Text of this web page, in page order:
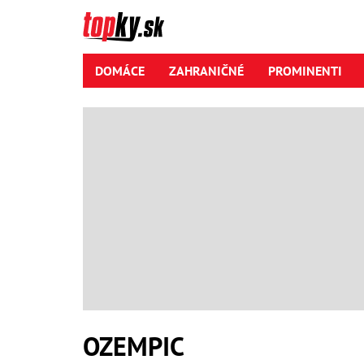
DOMÁCE ZAHRANIČNÉ PROMINENTI
OZEMPIC